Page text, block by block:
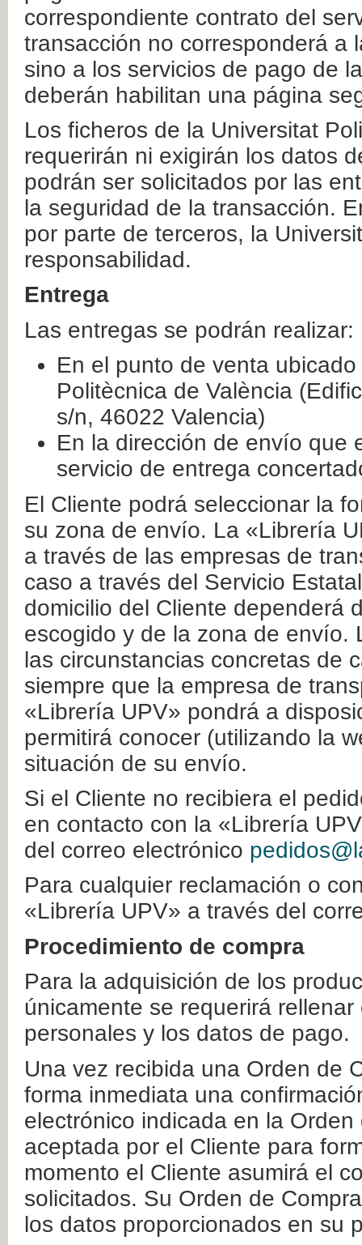
correspondiente contrato del
transacción no corresponderá a
sino a los servicios de pago de
deberán habilitan una página
Los ficheros de la Universitat
requerirán ni exigirán los datos
podrán ser solicitados por las
la seguridad de la transacción.
por parte de terceros, la
responsabilidad.
Entrega
Las entregas se podrán realizar:
En el punto de venta
Politècnica de València
s/n, 46022 Valencia)
En la dirección de envío que
servicio de entrega
El Cliente podrá seleccionar la
su zona de envío. La «Librería
a través de las empresas de
caso a través del Servicio
domicilio del Cliente dependerá
escogido y de la zona de envío.
las circunstancias concretas de
siempre que la empresa de
«Librería UPV» pondrá a
permitirá conocer (utilizando la
situación de su envío.
Si el Cliente no recibiera el
en contacto con la «Librería
del correo electrónico
Para cualquier reclamación o
«Librería UPV» a través del
Procedimiento de compra
Para la adquisición de los
únicamente se requerirá
personales y los datos de pago.
Una vez recibida una Orden de
forma inmediata una
electrónico indicada en la
aceptada por el Cliente para
momento el Cliente asumirá el
solicitados. Su Orden de
los datos proporcionados en su